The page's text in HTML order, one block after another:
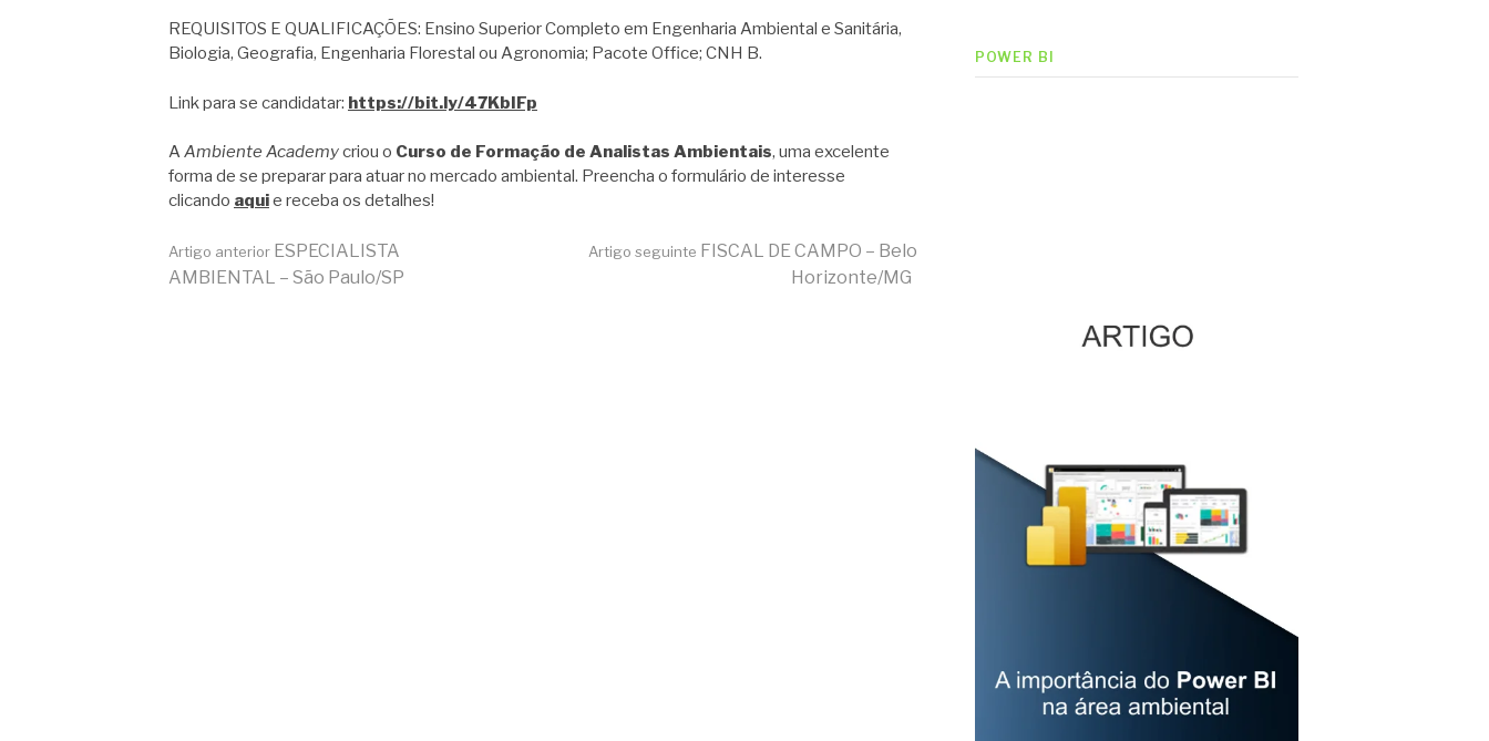
REQUISITOS E QUALIFICAÇÕES: Ensino Superior Completo em Engenharia Ambiental e Sanitária,
Biologia, Geografia, Engenharia Florestal ou Agronomia; Pacote Office; CNH B.
Link para se candidatar: https://bit.ly/47KbIFp
AAmbiente Academycriou o Curso de Formação de Analistas Ambientais, uma excelente
forma de se preparar para atuar no mercado ambiental. Preencha o formulário de interesse
clicando aquie receba os detalhes!
Continue
Artigo anterior ESPECIALISTA
AMBIENTAL – São Paulo/SP
Artigo seguinte FISCAL DE CAMPO – Belo
Horizonte/MG
POWER BI